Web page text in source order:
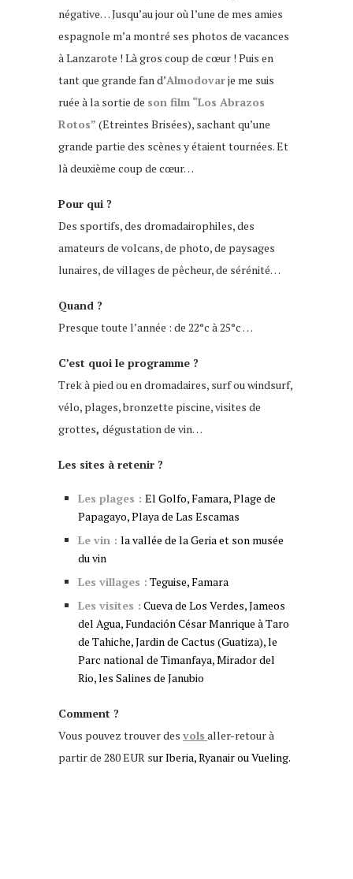
négative… Jusqu’au jour où l’une de mes amies
espagnole m’a montré ses photos de vacances
à Lanzarote ! Là gros coup de cœur ! Puis en
tant que grande fan d’Almodovarje me suis
ruée à la sortie de son film “Los Abrazos
Rotos” (Etreintes Brisées), sachant qu’une
grande partie des scènes y étaient tournées. Et
là deuxième coup de cœur…
Pour qui ?
Des sportifs, des dromadairophiles, des
amateurs de volcans, de photo, de paysages
lunaires, de villages de pêcheur, de sérénité…
Quand ?
Presque toute l’année : de 22°c à 25°c …
C’est quoi le programme ?
Trek à pied ou en dromadaires, surf ou windsurf,
vélo, plages, bronzette piscine, visites de
grottes, dégustation de vin…
Les sites à retenir ?
Les plages : El Golfo, Famara, Plage de
Papagayo, Playa de Las Escamas
Le vin : la vallée de la Geria et son musée
du vin
Les villages : Teguise, Famara
Les visites : Cueva de Los Verdes, Jameos
del Agua, Fundación César Manrique à Taro
de Tahiche, Jardin de Cactus (Guatiza), le
Parc national de Timanfaya, Mirador del
Rio, les Salines de Janubio
Comment ?
Vous pouvez trouver des vols aller-retour à
partir de 280 EUR sur Iberia, Ryanair ou Vueling.